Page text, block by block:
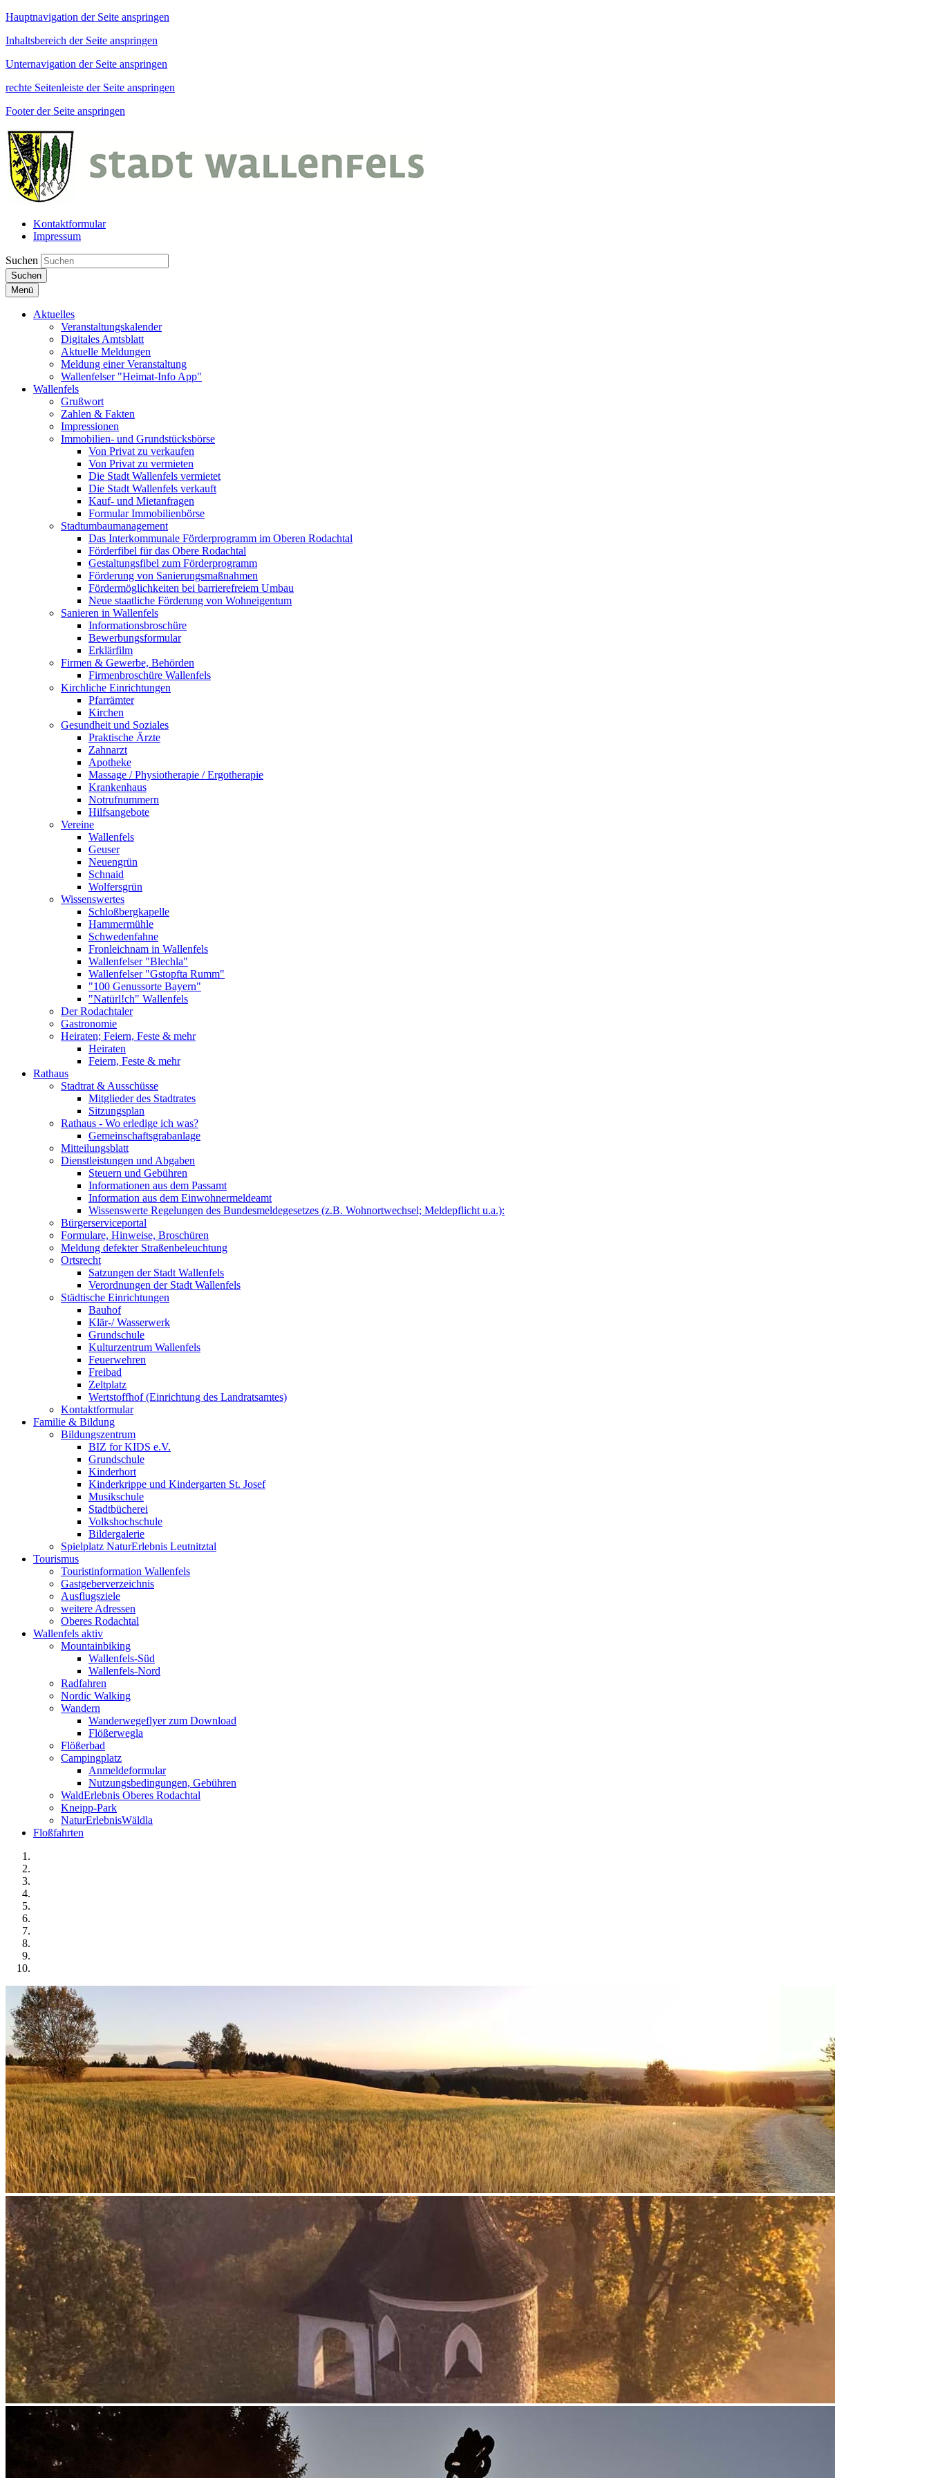
Hauptnavigation der Seite anspringen
Inhaltsbereich der Seite anspringen
Unternavigation der Seite anspringen
rechte Seitenleiste der Seite anspringen
Footer der Seite anspringen
Kontaktformular
Impressum
Suchen
Suchen
Menü
Aktuelles
Veranstaltungskalender
Digitales Amtsblatt
Aktuelle Meldungen
Meldung einer Veranstaltung
Wallenfelser "Heimat-Info App"
Wallenfels
Grußwort
Zahlen & Fakten
Impressionen
Immobilien- und Grundstücksbörse
Von Privat zu verkaufen
Von Privat zu vermieten
Die Stadt Wallenfels vermietet
Die Stadt Wallenfels verkauft
Kauf- und Mietanfragen
Formular Immobilienbörse
Stadtumbaumanagement
Das Interkommunale Förderprogramm im Oberen Rodachtal
Förderfibel für das Obere Rodachtal
Gestaltungsfibel zum Förderprogramm
Förderung von Sanierungsmaßnahmen
Fördermöglichkeiten bei barrierefreiem Umbau
Neue staatliche Förderung von Wohneigentum
Sanieren in Wallenfels
Informationsbroschüre
Bewerbungsformular
Erklärfilm
Firmen & Gewerbe, Behörden
Firmenbroschüre Wallenfels
Kirchliche Einrichtungen
Pfarrämter
Kirchen
Gesundheit und Soziales
Praktische Ärzte
Zahnarzt
Apotheke
Massage / Physiotherapie / Ergotherapie
Krankenhaus
Notrufnummern
Hilfsangebote
Vereine
Wallenfels
Geuser
Neuengrün
Schnaid
Wolfersgrün
Wissenswertes
Schloßbergkapelle
Hammermühle
Schwedenfahne
Fronleichnam in Wallenfels
Wallenfelser "Blechla"
Wallenfelser "Gstopfta Rumm"
"100 Genussorte Bayern"
"Natürl!ch" Wallenfels
Der Rodachtaler
Gastronomie
Heiraten; Feiern, Feste & mehr
Heiraten
Feiern, Feste & mehr
Rathaus
Stadtrat & Ausschüsse
Mitglieder des Stadtrates
Sitzungsplan
Rathaus - Wo erledige ich was?
Gemeinschaftsgrabanlage
Mitteilungsblatt
Dienstleistungen und Abgaben
Steuern und Gebühren
Informationen aus dem Passamt
Information aus dem Einwohnermeldeamt
Wissenswerte Regelungen des Bundesmeldegesetzes (z.B. Wohnortwechsel; Meldepflicht u.a.):
Bürgerserviceportal
Formulare, Hinweise, Broschüren
Meldung defekter Straßenbeleuchtung
Ortsrecht
Satzungen der Stadt Wallenfels
Verordnungen der Stadt Wallenfels
Städtische Einrichtungen
Bauhof
Klär-/ Wasserwerk
Grundschule
Kulturzentrum Wallenfels
Feuerwehren
Freibad
Zeltplatz
Wertstoffhof (Einrichtung des Landratsamtes)
Kontaktformular
Familie & Bildung
Bildungszentrum
BIZ for KIDS e.V.
Grundschule
Kinderhort
Kinderkrippe und Kindergarten St. Josef
Musikschule
Stadtbücherei
Volkshochschule
Bildergalerie
Spielplatz NaturErlebnis Leutnitztal
Tourismus
Touristinformation Wallenfels
Gastgeberverzeichnis
Ausflugsziele
weitere Adressen
Oberes Rodachtal
Wallenfels aktiv
Mountainbiking
Wallenfels-Süd
Wallenfels-Nord
Radfahren
Nordic Walking
Wandern
Wanderwegeflyer zum Download
Flößerwegla
Flößerbad
Campingplatz
Anmeldeformular
Nutzungsbedingungen, Gebühren
WaldErlebnis Oberes Rodachtal
Kneipp-Park
NaturErlebnisWäldla
Floßfahrten